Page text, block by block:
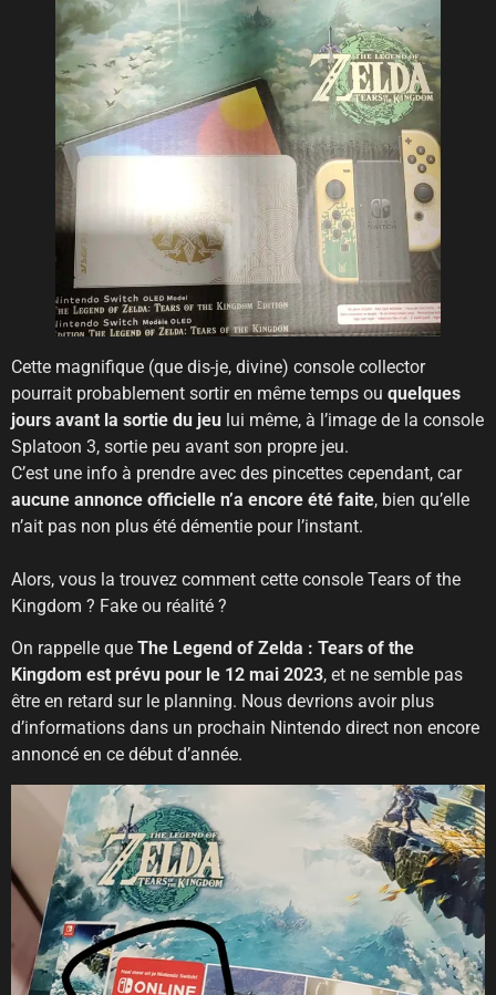
Cette magnifique (que dis-je, divine) console collector
pourrait probablement sortir en même temps ou quelques
jours avant la sortie du jeu lui même, à l’image de la console
Splatoon 3, sortie peu avant son propre jeu.
C’est une info à prendre avec des pincettes cependant, car
aucune annonce officielle n’a encore été faite, bien qu’elle
n’ait pas non plus été démentie pour l’instant.
Alors, vous la trouvez comment cette console Tears of the
Kingdom ? Fake ou réalité ?
On rappelle que The Legend of Zelda : Tears of the
Kingdom est prévu pour le 12 mai 2023, et ne semble pas
être en retard sur le planning. Nous devrions avoir plus
d’informations dans un prochain Nintendo direct non encore
annoncé en ce début d’année.